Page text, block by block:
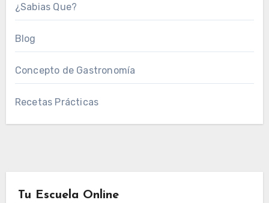
¿Sabias Que?
Blog
Concepto de Gastronomía
Recetas Prácticas
Tu Escuela Online